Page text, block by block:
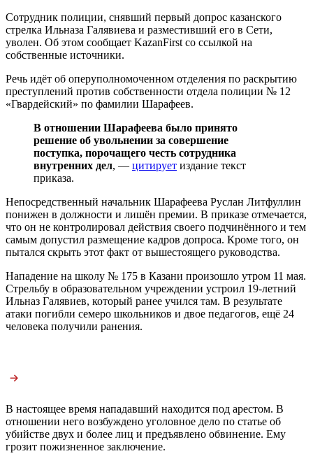
Сотрудник полиции, снявший первый допрос казанского
стрелка Ильназа Галявиева и разместивший его в Сети,
уволен. Об этом сообщает KazanFirst со ссылкой на
собственные источники.
Речь идёт об оперуполномоченном отделения по раскрытию
преступлений против собственности отдела полиции № 12
«Гвардейский» по фамилии Шарафеев.
В отношении Шарафеева было принято
решение об увольнении за совершение
поступка, порочащего честь сотрудника
внутренних дел, — цитирует издание текст
приказа.
Непосредственный начальник Шарафеева Руслан Литфуллин
понижен в должности и лишён премии. В приказе отмечается,
что он не контролировал действия своего подчинённого и тем
самым допустил размещение кадров допроса. Кроме того, он
пытался скрыть этот факт от вышестоящего руководства.
Нападение на школу № 175 в Казани произошло утром 11 мая.
Стрельбу в образовательном учреждении устроил 19-летний
Ильназ Галявиев, который ранее учился там. В результате
атаки погибли семеро школьников и двое педагогов, ещё 24
человека получили ранения.
В настоящее время нападавший находится под арестом. В
отношении него возбуждено уголовное дело по статье об
убийстве двух и более лиц и предъявлено обвинение. Ему
грозит пожизненное заключение.